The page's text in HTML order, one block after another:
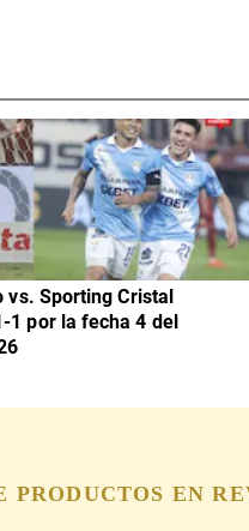
vs. Sporting Cristal
1 por la fecha 4 del